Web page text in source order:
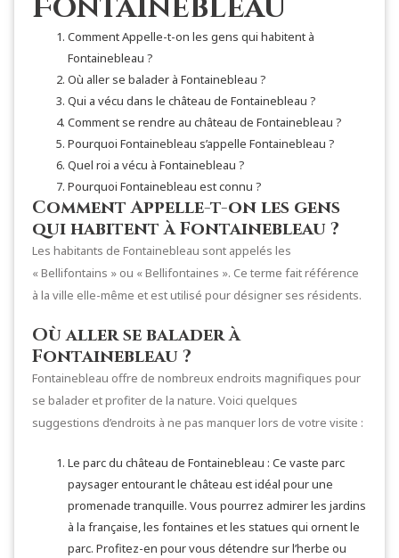
Fontainebleau
Comment Appelle-t-on les gens qui habitent à
Fontainebleau ?
Où aller se balader à Fontainebleau ?
Qui a vécu dans le château de Fontainebleau ?
Comment se rendre au château de Fontainebleau ?
Pourquoi Fontainebleau s’appelle Fontainebleau ?
Quel roi a vécu à Fontainebleau ?
Pourquoi Fontainebleau est connu ?
Comment Appelle-t-on les gens
qui habitent à Fontainebleau ?
Les habitants de Fontainebleau sont appelés les
« Bellifontains » ou « Bellifontaines ». Ce terme fait référence
à la ville elle-même et est utilisé pour désigner ses résidents.
Où aller se balader à
Fontainebleau ?
Fontainebleau offre de nombreux endroits magnifiques pour
se balader et profiter de la nature. Voici quelques
suggestions d’endroits à ne pas manquer lors de votre visite :
Le parc du château de Fontainebleau : Ce vaste parc
paysager entourant le château est idéal pour une
promenade tranquille. Vous pourrez admirer les jardins
à la française, les fontaines et les statues qui ornent le
parc. Profitez-en pour vous détendre sur l’herbe ou